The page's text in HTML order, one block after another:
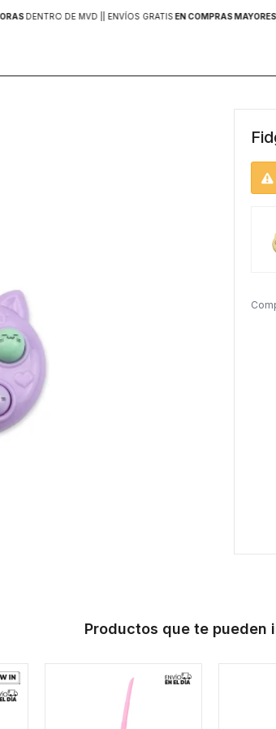
DENTRO DE MVD | | ENVÍOS GRATISEN COMPRAS
Productos que te pueden